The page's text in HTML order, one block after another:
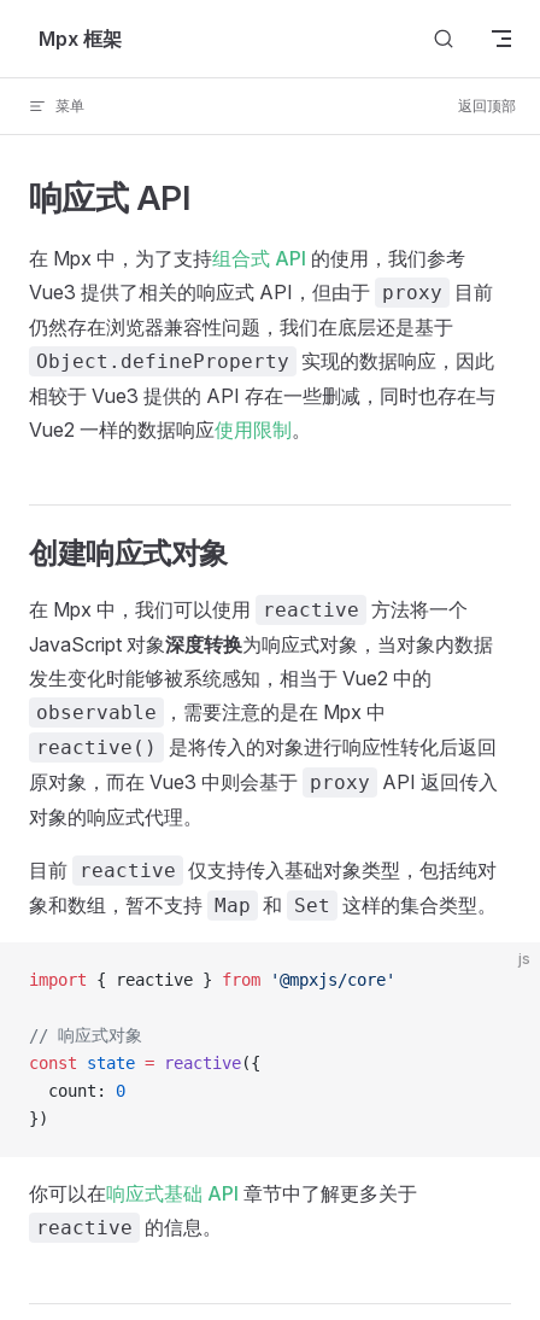
Skip to content
Mpx 框架
菜单 返回顶部
响应式 API
在 Mpx 中，为了支持组合式 API 的使用，我们参考
Vue3 提供了相关的响应式 API，但由于 proxy
目前
仍然存在浏览器兼容性问题，我们在底层还是基于
Object.defineProperty
实现的数据响应，因此
相较于 Vue3 提供的 API 存在一些删减，同时也存在与
Vue2 一样的数据响应使用限制。
创建响应式对象
在 Mpx 中，我们可以使用 reactive 方法将一个
JavaScript 对象深度转换为响应式对象，当对象内数据
发生变化时能够被系统感知，相当于 Vue2 中的
observable ，需要注意的是在 Mpx 中
reactive()
是将传入的对象进行响应性转化后返回
原对象，而在 Vue3 中则会基于 proxy
API 返回传入
对象的响应式代理。
目前 reactive 仅支持传入基础对象类型，包括纯对
象和数组，暂不支持 Map 和 Set 这样的集合类型。
js
import { reactive } from '@mpxjs/core'
// 响应式对象
const state = reactive({
  count:
0
})
你可以在响应式基础 API 章节中了解更多关于
reactive 的信息。